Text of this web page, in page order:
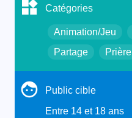
Catégories
Animation/Jeu
Partage
Prière
Public cible
Entre 14 et 18 ans